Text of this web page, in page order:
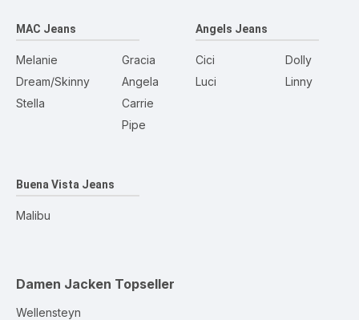
MAC Jeans
Melanie
Dream/Skinny
Stella
Gracia
Angela
Carrie
Pipe
Angels Jeans
Cici
Luci
Dolly
Linny
Buena Vista Jeans
Malibu
Damen Jacken Topseller
Wellensteyn